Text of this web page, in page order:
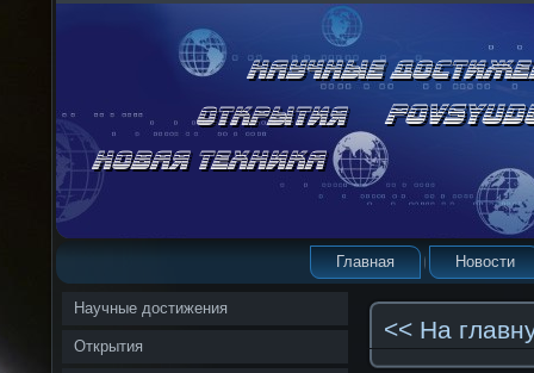
Главная Новости
Научные достижения
Открытия
<< На